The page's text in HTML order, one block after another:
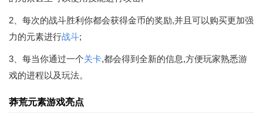
2、每次的战斗胜利你都会获得金币的奖励,并且可以购买更加强
力的元素进行战斗;
3、每当你通过一个关卡,都会得到全新的信息,方便玩家熟悉游
戏的进程以及玩法。
莽荒元素游戏亮点